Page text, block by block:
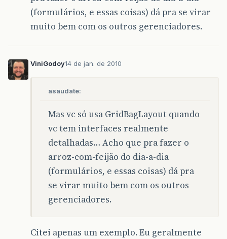
(formulários, e essas coisas) dá pra se virar
muito bem com os outros gerenciadores.
ViniGodoy14 de jan. de 2010
asaudate:
Mas vc só usa GridBagLayout quando
vc tem interfaces realmente
detalhadas… Acho que pra fazer o
arroz-com-feijão do dia-a-dia
(formulários, e essas coisas) dá pra
se virar muito bem com os outros
gerenciadores.
Citei apenas um exemplo. Eu geralmente